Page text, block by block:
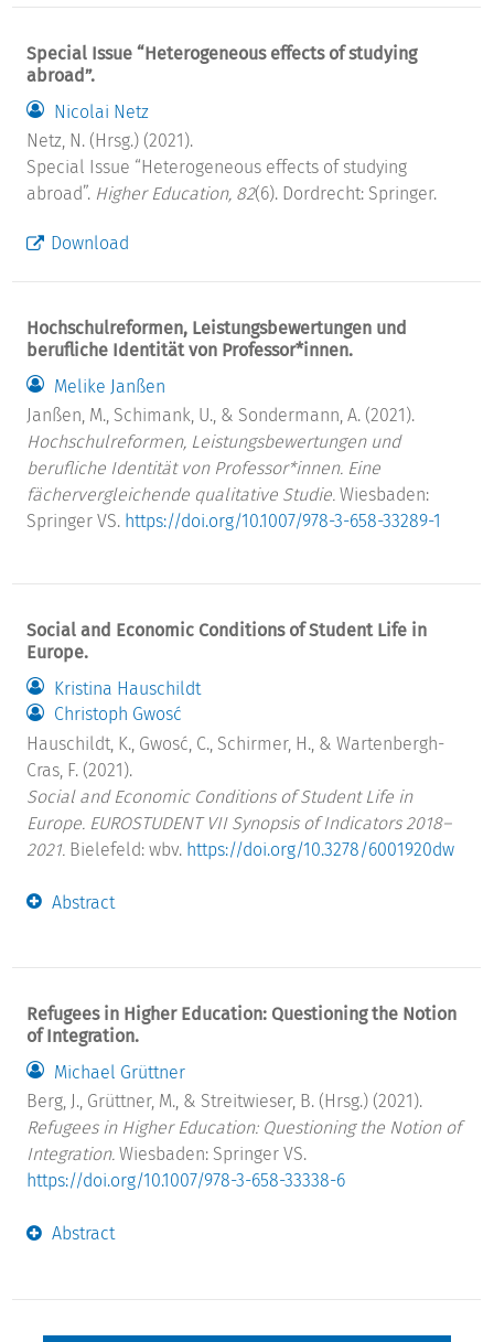
Special Issue “Heterogeneous effects of studying
abroad”.
Nicolai Netz
Netz, N. (Hrsg.) (2021).
Special Issue “Heterogeneous effects of studying
abroad”. Higher Education, 82(6). Dordrecht: Springer.
Download
Hochschulreformen, Leistungsbewertungen und
berufliche Identität von Professor*innen.
Melike Janßen
Janßen, M., Schimank, U., & Sondermann, A. (2021).
Hochschulreformen, Leistungsbewertungen und
berufliche Identität von Professor*innen. Eine
fächervergleichende qualitative Studie. Wiesbaden:
Springer VS. https://doi.org/10.1007/978-3-658-33289-1
Social and Economic Conditions of Student Life in
Europe.
Kristina Hauschildt
Christoph Gwosć
Hauschildt, K., Gwosć, C., Schirmer, H., & Wartenbergh-
Cras, F. (2021).
Social and Economic Conditions of Student Life in
Europe. EUROSTUDENT VII Synopsis of Indicators 2018–
2021. Bielefeld: wbv. https://doi.org/10.3278/6001920dw
Abstract
Refugees in Higher Education: Questioning the Notion
of Integration.
Michael Grüttner
Berg, J., Grüttner, M., & Streitwieser, B. (Hrsg.) (2021).
Refugees in Higher Education: Questioning the Notion of
Integration. Wiesbaden: Springer VS.
https://doi.org/10.1007/978-3-658-33338-6
Abstract